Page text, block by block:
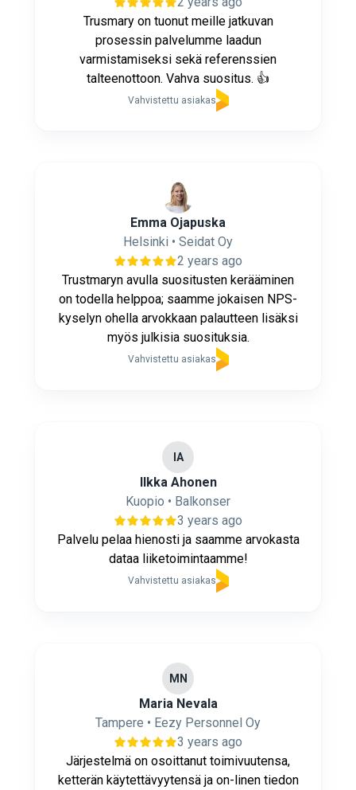
Trusmary on tuonut meille jatkuvan
prosessin palvelumme laadun
varmistamiseksi sekä referenssien
talteenottoon. Vahva suositus. 👍
Vahvistettu asiakas
Emma Ojapuska
Helsinki • Seidat Oy
2 years ago
Trustmaryn avulla suositusten kerääminen
on todella helppoa; saamme jokaisen NPS-
kyselyn ohella arvokkaan palautteen lisäksi
myös julkisia suosituksia.
Vahvistettu asiakas
IA
Ilkka Ahonen
Kuopio • Balkonser
3 years ago
Palvelu pelaa hienosti ja saamme arvokasta
dataa liiketoimintaamme!
Vahvistettu asiakas
MN
Maria Nevala
Tampere • Eezy Personnel Oy
3 years ago
Järjestelmä on osoittanut toimivuutensa,
ketterän käytettävyytensä ja on-linen tiedon